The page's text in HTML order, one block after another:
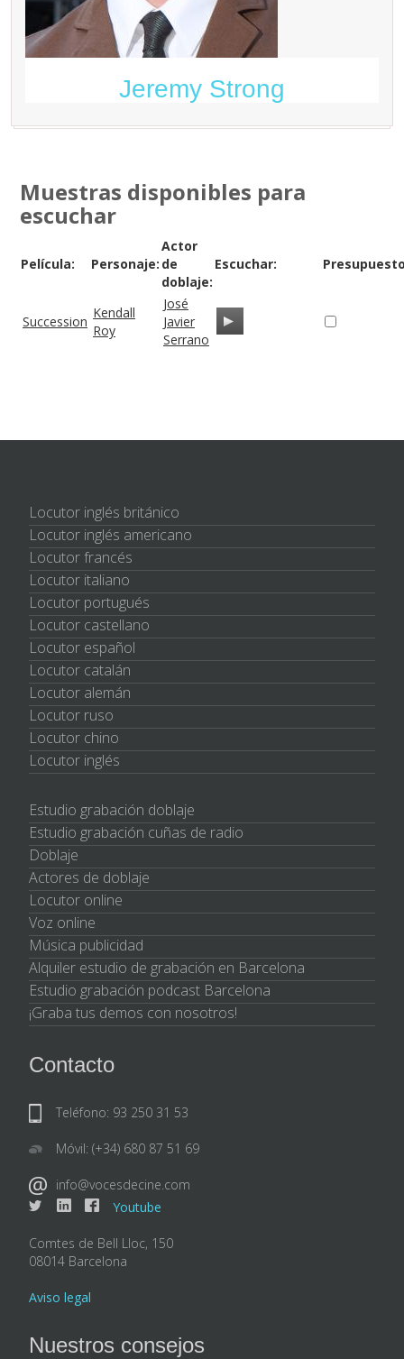
Jeremy Strong
Muestras disponibles para
escuchar
Película: Personaje:
Actor
de
doblaje:
Escuchar:
Succession
Kendall
Roy
José
Javier
Serrano
Locutor inglés británico
Locutor inglés americano
Locutor francés
Locutor italiano
Locutor portugués
Locutor castellano
Locutor español
Locutor catalán
Locutor alemán
Locutor ruso
Locutor chino
Locutor inglés
Estudio grabación doblaje
Estudio grabación cuñas de radio
Doblaje
Actores de doblaje
Locutor online
Voz online
Música publicidad
Alquiler estudio de grabación en Barcelona
Estudio grabación podcast Barcelona
¡Graba tus demos con nosotros!
Contacto
Teléfono: 93 250 31 53
Móvil: (+34) 680 87 51 69
info@vocesdecine.com
Youtube
Comtes de Bell Lloc, 150
08014 Barcelona
Aviso legal
Nuestros consejos